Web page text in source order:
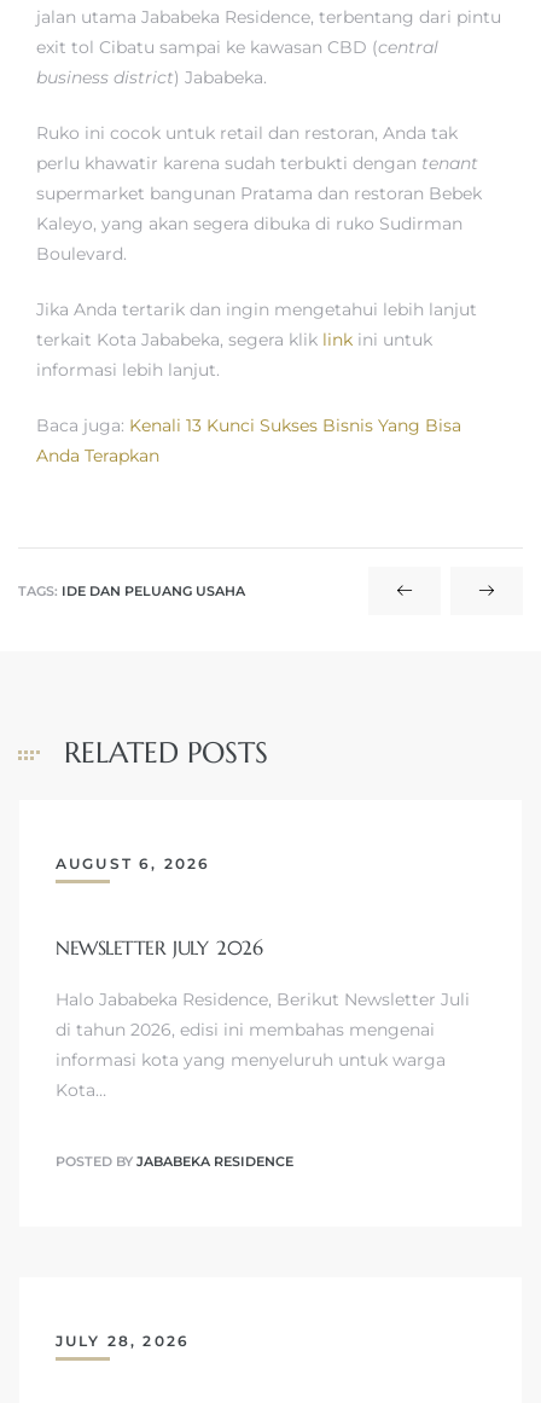
jalan utama Jababeka Residence, terbentang dari pintu
exit tol Cibatu sampai ke kawasan CBD (central
business district) Jababeka.
Ruko ini cocok untuk retail dan restoran, Anda tak
perlu khawatir karena sudah terbukti dengan tenant
supermarket bangunan Pratama dan restoran Bebek
Kaleyo, yang akan segera dibuka di ruko Sudirman
Boulevard.
Jika Anda tertarik dan ingin mengetahui lebih lanjut
terkait Kota Jababeka, segera klik link ini untuk
informasi lebih lanjut.
Baca juga: Kenali 13 Kunci Sukses Bisnis Yang Bisa
Anda Terapkan
TAGS: IDE DAN PELUANG USAHA
RELATED POSTS
AUGUST 6, 2026
NEWSLETTER JULY 2026
Halo Jababeka Residence, Berikut Newsletter Juli
di tahun 2026, edisi ini membahas mengenai
informasi kota yang menyeluruh untuk warga
Kota…
POSTED BY JABABEKA RESIDENCE
JULY 28, 2026